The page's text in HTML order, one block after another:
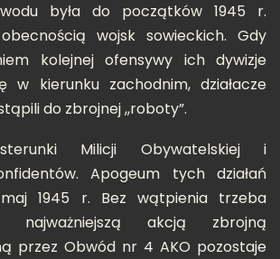
była do początków 1945 r.
wojsk sowieckich. Gdy
kolejnej ofensywy ich dywizje
w kierunku zachodnim, działacze
do zbrojnej ,,roboty”.
Milicji Obywatelskiej i
Apogeum tych działań
1945 r. Bez wątpienia trzeba
najważniejszą akcją zbrojną
przez Obwód nr 4 AKO pozostaje